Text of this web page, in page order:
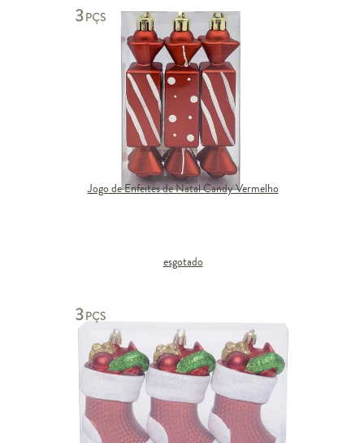
Jogo de Enfeites de Natal Candy Vermelho
esgotado